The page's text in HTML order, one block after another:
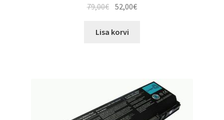
79,00€ Algne
oli:
52,00€Current
Lisa korvi